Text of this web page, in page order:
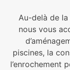
Au-delà de la
nous vous
piscines, la
l’enrochement